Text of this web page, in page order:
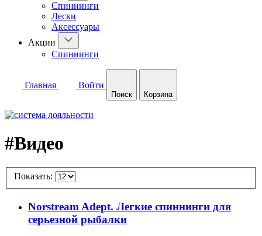
Спиннинги
Лески
Аксессуары
Акции
Спиннинги
Главная Войти
Поиск Корзина
#Видео
Показать:
Norstream Adept. Легкие спиннинги для
серьезной рыбалки